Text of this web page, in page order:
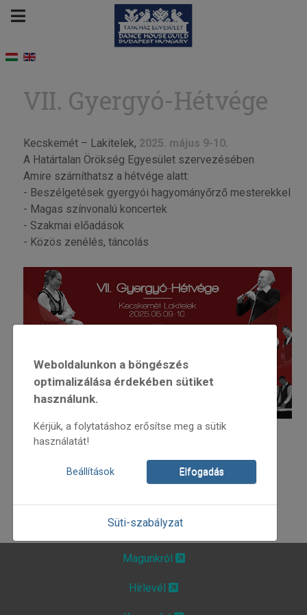
VII. Gyergyó-Hétvége
Kecskemét – Lakitelek, 2025. május 9-10.
A Határtalan Örökség Egyesület szervezésében
Amire számíthatsz a hétvége alatt:
- Beszélgetések gyergyói hagyományőrző mesterekkel
- Magas színvonalú koncertek
- Szakmai előadások
- Közös zenélés, táncolás
Várunk nagyon sok szeretettel!
Az eseményen való részvétel ingyenes!
Weboldalunkon a böngészés
optimalizálása érdekében sütiket
használunk.
Kérjük, a folytatáshoz erősítse meg a sütik
használatát!
Beállítások Elfogadás
Süti-szabályzat
Magunkról
Hírlevél